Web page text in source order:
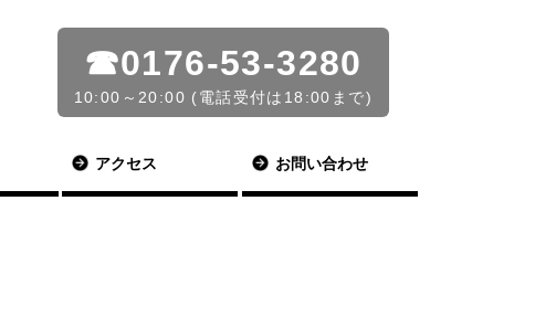
☎0176-53-3280
10:00～20:00 (電話受付は18:00まで)
アクセス お問い合わせ